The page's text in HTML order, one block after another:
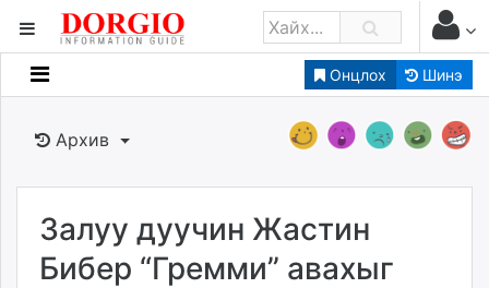
Онцлох Шинэ
Мэдээллийн
Банк санхүү
Бизнес ААН
Төрийн
Нийслэлийн
Архив
Залуу дуучин Жастин
Бибер “Гремми” авахыг